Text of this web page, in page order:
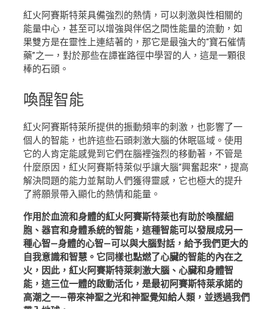
紅火阿賽斯特萊具備強烈的熱情，可以刺激與性相關的
能量中心，甚至可以增強與伴侶之間性能量的流動，如
果雙方是在靈性上連結著的，那它是最強大的“寶石催情
藥”之一，對於那些在譚崔路徑中學習的人，這是一顆很
棒的石頭。
喚醒智能
紅火阿賽斯特萊所提供的振動頻率的刺激，也影響了一
個人的智能，也許這些石頭刺激大腦的休眠區域。使用
它的人肯定能感覺到它們在腦裡強烈的移動著，不管是
什麼原因，紅火阿賽斯特萊似乎讓大腦“興奮起來”，提高
解決問題的能力並幫助人們獲得靈感，它也極大的提升
了將願景帶入顯化的熱情和能量。
作用於血流和身體的紅火阿賽斯特萊也有助於喚醒細
胞、器官和身體系統的智能，這種智能可以發展成另一
種心智—身體的心智—可以與大腦對話，給予我們更大的
自我意識和智慧。它同樣也點燃了心臟的智能的內在之
火，因此，紅火阿賽斯特萊刺激大腦、心臟和身體智
能，這三位一體的啟動活化，是最初阿賽斯特萊承諾的
高潮之一—帶來神聖之光和神聖覺知給人類，並透過我們